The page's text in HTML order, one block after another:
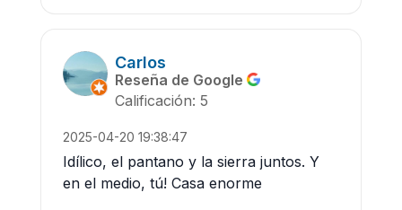
Carlos
Reseña de Google
Calificación: 5
2025-04-20 19:38:47
Idílico, el pantano y la sierra juntos. Y
en el medio, tú! Casa enorme